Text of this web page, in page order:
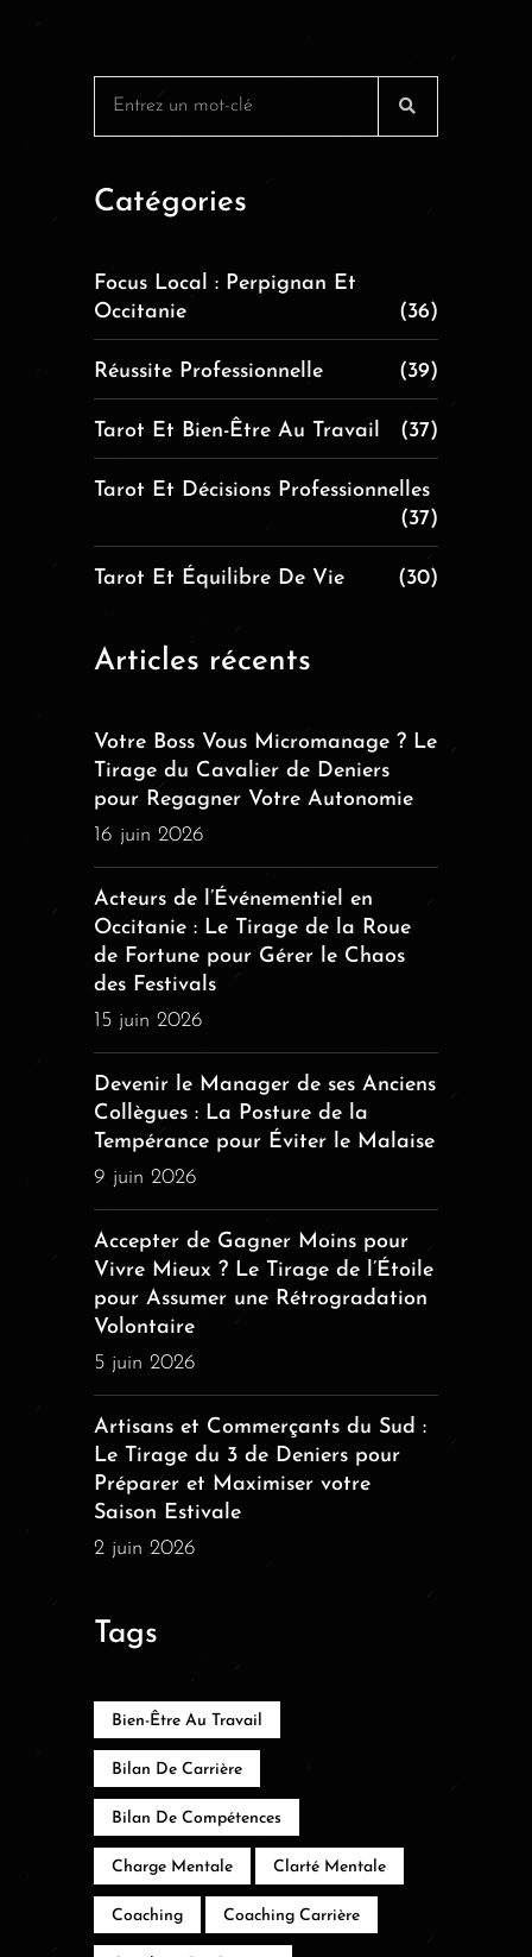
Catégories
Focus Local : Perpignan Et
Occitanie
(36)
Réussite Professionnelle (39)
Tarot Et Bien-Être Au Travail (37)
Tarot Et Décisions Professionnelles
(37)
Tarot Et Équilibre De Vie (30)
Articles récents
Votre Boss Vous Micromanage ? Le
Tirage du Cavalier de Deniers
pour Regagner Votre Autonomie
16 juin 2026
Acteurs de l’Événementiel en
Occitanie : Le Tirage de la Roue
de Fortune pour Gérer le Chaos
des Festivals
15 juin 2026
Devenir le Manager de ses Anciens
Collègues : La Posture de la
Tempérance pour Éviter le Malaise
9 juin 2026
Accepter de Gagner Moins pour
Vivre Mieux ? Le Tirage de l’Étoile
pour Assumer une Rétrogradation
Volontaire
5 juin 2026
Artisans et Commerçants du Sud :
Le Tirage du 3 de Deniers pour
Préparer et Maximiser votre
Saison Estivale
2 juin 2026
Tags
Bien-Être Au Travail
Bilan De Carrière
Bilan De Compétences
Charge Mentale Clarté Mentale
Coaching Coaching Carrière